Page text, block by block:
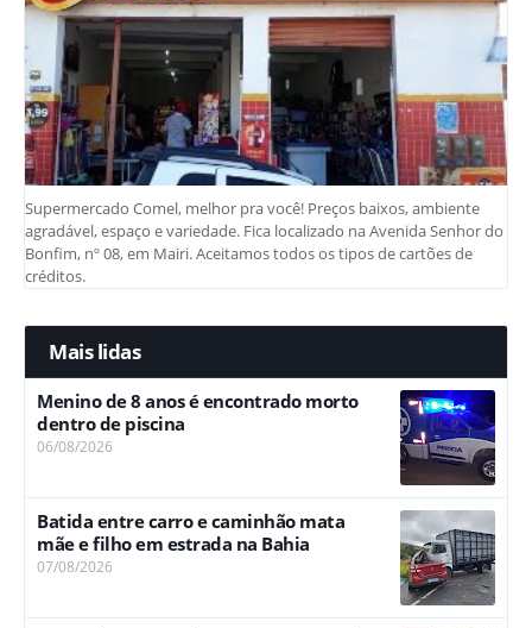
Supermercado Comel, melhor pra você! Preços baixos, ambiente
agradável, espaço e variedade. Fica localizado na Avenida Senhor do
Bonfim, nº 08, em Mairi. Aceitamos todos os tipos de cartões de
créditos.
Mais lidas
Menino de 8 anos é encontrado morto
dentro de piscina
06/08/2026
Batida entre carro e caminhão mata
mãe e filho em estrada na Bahia
07/08/2026